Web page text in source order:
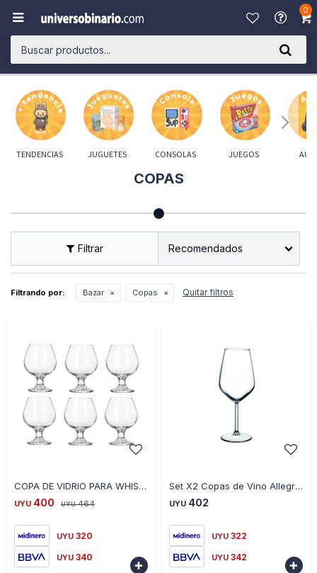
0

TENDENCIAS JUGUETES CONSOLAS JUEGOS
COPAS
Recomendados
Filtrando por: Bazar Copas Quitar filtros
COPA DE VIDRIO PARA WHISKY 330ML X 6 UNIDADES RJ240028
UYU 400 UYU 464
UYU 320
UYU 340

Set X2 Copas de Vino Allegra Pasabache 490CC
UYU 402
UYU 322
UYU 342
